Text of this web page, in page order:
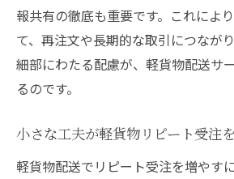
報共有の徹底も重要です。これによ
て、再注文や長期的な取引につなが
細部にわたる配慮が、軽貨物配送サ
るのです。
小さな工夫が軽貨物リピート受注
軽貨物配送でリピート受注を増やす